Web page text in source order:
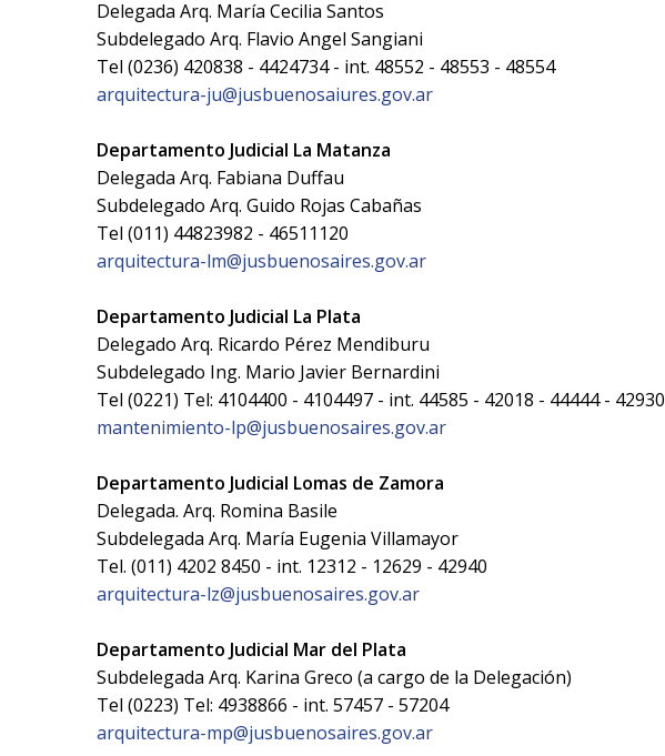
Delegada Arq. María Cecilia Santos
Subdelegado Arq. Flavio Angel Sangiani
Tel (0236) 420838 - 4424734 - int. 48552 - 48553 - 48554
arquitectura-ju@jusbuenosaiures.gov.ar
Departamento Judicial La Matanza
Delegada Arq. Fabiana Duffau
Subdelegado Arq. Guido Rojas Cabañas
Tel (011) 44823982 - 46511120
arquitectura-lm@jusbuenosaires.gov.ar
Departamento Judicial La Plata
Delegado Arq. Ricardo Pérez Mendiburu
Subdelegado Ing. Mario Javier Bernardini
Tel (0221) Tel: 4104400 - 4104497 - int. 44585 - 42018 - 44444 - 42930
mantenimiento-lp@jusbuenosaires.gov.ar
Departamento Judicial Lomas de Zamora
Delegada. Arq. Romina Basile
Subdelegada Arq. María Eugenia Villamayor
Tel. (011) 4202 8450 - int. 12312 - 12629 - 42940
arquitectura-lz@jusbuenosaires.gov.ar
Departamento Judicial Mar del Plata
Subdelegada Arq. Karina Greco (a cargo de la Delegación)
Tel (0223) Tel: 4938866 - int. 57457 - 57204
arquitectura-mp@jusbuenosaires.gov.ar